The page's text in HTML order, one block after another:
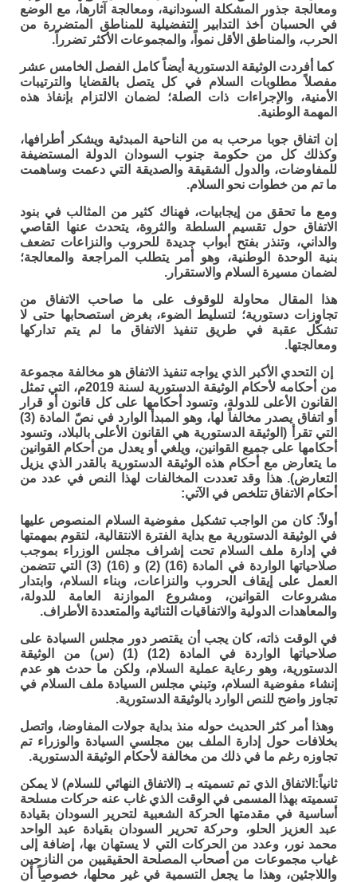
ومعالجة جذور المشكلة السودانية، ومعالجة آثارها، مع الوضع
في الحسبان أخذ التدابير التفضيلية للمناطق المتضررة من
الحرب، والمناطق الأقل نمواً، والمجموعات الأكثر تضرراً.
كما أفردت الوثيقة الدستورية أيضاً كامل الفصل الخامس عشر
مفصلاً مطلوبات السلام في كل يتصل بالقضايا والترتيبات
الأمنية، والإجراءات ذات الصلة؛ لضمان الالتزام بإنفاذ هذه
المهمة الوطنية.
إن اتفاق جوبا مرحب به من الناحية المبدئية ويشكر أطرافها،
وكذلك كل من حكومة جنوب السودان الدولة المستضيفة
للمفاوضات، والدول الشقيقة والصديقة التي دعمت وساهمت
ما تم من خطوات نحو السلام.
ومع ما تحقق من إيجابيات، فهناك كثير من المثالب في بنود
الاتفاق حول تقسيم السلطة والثروة، يتحدث عنها القاصي
والداني، وتنذر بفتح أبواب جديدة للحروب والنزاعات تضعف
بنية الوحدة الوطنية، وهو أمر يتطلب المراجعة والمعالجة؛
لضمان مسيرة السلام والاستقرار.
هذا المقال محاولة للوقوف على ما صاحب الاتفاق من
تجاوزات دستورية؛ لتسليط الضوء، بغرض استصحابها حتى لا
تشكّل عقبة في طريق تنفيذ الاتفاق ما لم يتم تداركها
ومعالجتها.
إن
التحدي الأكبر الذي يواجه تنفيذ الاتفاق هو مخالفة مجموعة
من أحكامه لأحكام الوثيقة الدستورية لسنة 2019م، التي تمثل
القانون الأعلى للدولة، وتسود أحكامها على كل قانون أو قرار
أو اتفاق يصدر مخالفاً لها، وهو المبدأ الوارد في نصّ المادة (3)
التي تقرأ (الوثيقة الدستورية هي القانون الأعلى بالبلاد، وتسود
أحكامها على جميع القوانين، ويلغي أو يعدل من أحكام القوانين
ما يتعارض مع أحكام هذه الوثيقة الدستورية بالقدر الذي يزيل
التعارض). هذا وقد تعددت المخالفات لهذا النص في عدد من
أحكام الاتفاق تتلخص في الآتي:
أولاً:كان من الواجب تشكيل مفوضية السلام المنصوص عليها
في الوثيقة الدستورية مع بداية الفترة الانتقالية، لتقوم بمهمتها
في إدارة ملف السلام تحت إشراف مجلس الوزراء بموجب
صلاحياتها الواردة في المادة (16) (2) و (16) (3) التي تتضمن
العمل على إيقاف الحروب والنزاعات، وبناء السلام، وابتدار
مشروعات القوانين، ومشروع الموازنة العامة للدولة،
والمعاهدات الدولية والاتفاقيات الثنائية والمتعددة الأطراف.
في الوقت ذاته، كان يجب أن يقتصر دور مجلس السيادة على
صلاحياتها الواردة في المادة (12) (1) (س) من الوثيقة
الدستورية، وهو رعاية عملية السلام، ولكن ما حدث هو عدم
إنشاء مفوضية السلام، وتبني مجلس السيادة ملف السلام في
تجاوز واضح للنص الوارد بالوثيقة الدستورية.
وهذا أمر كثر الحديث حوله منذ بداية جولات المفاوضا، واتصل
بخلافات حول إدارة الملف بين مجلسي السيادة والوزراء تم
تجاوزه رغم ما في ذلك من مخالفة لأحكام الوثيقة الدستورية.
ثانياً: الاتفاق الذي تم تسميته بـ (الاتفاق النهائي للسلام) لا يمكن
تسميته بهذا المسمى في الوقت الذي غاب عنه حركات مسلحة
أساسية في مقدمتها الحركة الشعبية لتحرير السودان بقيادة
عبد العزيز الحلو، وحركة تحرير السودان بقيادة عبد الواحد
محمد نور، وعدد من الحركات التي لا يستهان بها، إضافة إلى
غياب مجموعات من أصحاب المصلحة الحقيقيين من النازحين
واللاجئين، وهذا ما يجعل التسمية في غير محلها، خصوصاً أن